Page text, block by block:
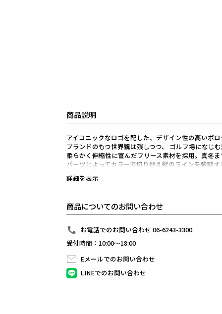
商品説明
アイコニックなロゴを配した、デザイン性の高いポ
ブランドのもつ世界観は残しつつ、 ゴルフ場になじ
柔らかく伸縮性に富んだフリース素材を採用。真冬
パーツによってカラーで切り替え縦のラインを強調
よりスッキリとした見た目に仕上げました。
メリハリをもたらす切り替えが、もっとも本領を発
1PIU1UGUALE3 GOLF（ウノピゥウノウグァーレト
日本から世界に向けて発信するブランドとして世界
ラグジュアリーな商品をリリースし続ける
ハイエンドラグジュアリーブランドが提案する、高
上質を知る全てのプレイヤーの為のウェアとしてリ
革新的なハイテク素材を採用し、ただ派手な物では
同ブランドならではの立体パターンにより、洗練さ
最高のフィッティングを兼ね備え着る者全てに高揚
詳細を表示
商品についてのお問い合わせ
お電話でのお問い合わせ 06-6243-3300
受付時間：10:00～18:00
Eメールでのお問い合わせ
LINEでのお問い合わせ